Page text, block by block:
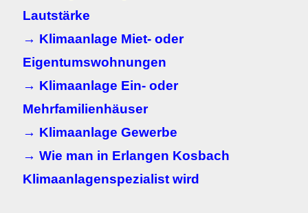
Lautstärke
→ Klimaanlage Miet- oder
Eigentumswohnungen
→ Klimaanlage Ein- oder
Mehrfamilienhäuser
→ Klimaanlage Gewerbe
→ Wie man in Erlangen Kosbach
Klimaanlagenspezialist wird